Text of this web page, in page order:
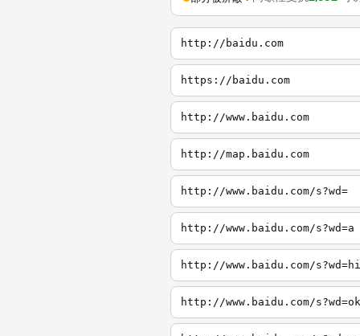
http://baidu.com
https://baidu.com
http://www.baidu.com
http://map.baidu.com
http://www.baidu.com/s?wd=
http://www.baidu.com/s?wd=a
http://www.baidu.com/s?wd=hi
http://www.baidu.com/s?wd=ok